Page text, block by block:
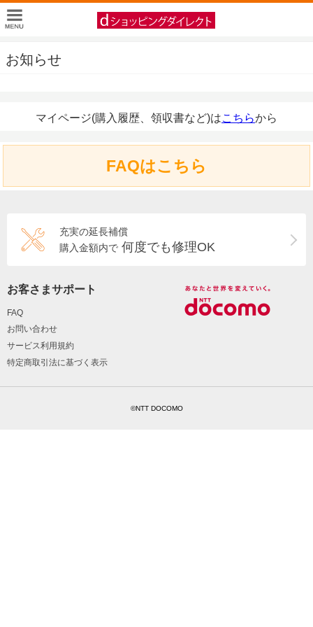
お知らせ
マイページ(購入履歴、領収書など)はこちらから
FAQはこちら
充実の延長補償
購入金額内で 何度でも修理OK
お客さまサポート
FAQ
お問い合わせ
サービス利用規約
特定商取引法に基づく表示
©NTT DOCOMO